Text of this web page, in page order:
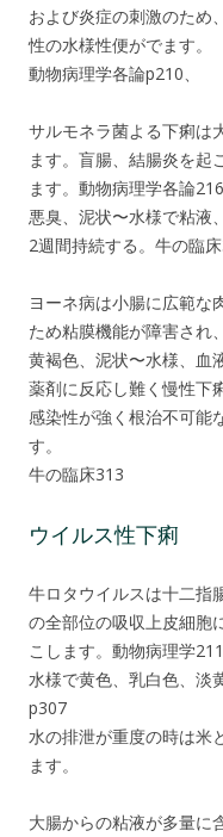
および炎症の刺激のため
性の水様性便がでます。
動物病理学各論p210、
サルモネラ菌よる下痢は
ます。盲腸、結腸炎を起
ます。動物病理学各論216
悪臭、泥状〜水様で粘液
2週間持続する。牛の臨
ヨーネ病は小腸に広範な
ため粘膜機能が障害され
黄褐色、泥状〜水様、血
薬剤に反応し難く慢性下
感染性が強く根治不可能
す。
牛の臨床313
ウイルス性下痢
牛ロタウイルスは十二指
の全部位の吸収上皮細胞
こします。動物病理学
水様で黄色、乳白色、淡
p307
水の排泄が重度の時は米
ます。
大腸からの粘液が多量に